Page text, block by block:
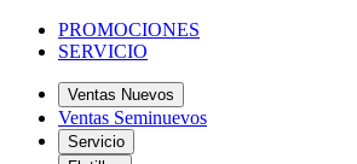
PROMOCIONES
SERVICIO
Ventas Nuevos
Ventas Seminuevos
Servicio